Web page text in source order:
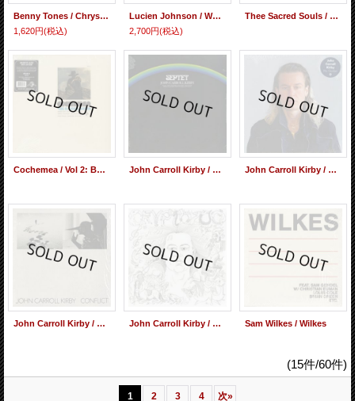
Benny Tones / Chrysalis
1,620円(税込)
Lucien Johnson / West Of The Sun
2,700円(税込)
Thee Sacred Souls / S.T. (LP)
Cochemea / Vol 2: Baca Sewa (LP) John Carroll Kirby / Septet John Carroll Kirby / My Garden
John Carroll Kirby / Conflict John Carroll Kirby / Cryptozoo - Original Motion Picture Soundtrack- Sam Wilkes / Wilkes
(15件/60件)
1 2 3 4 次»